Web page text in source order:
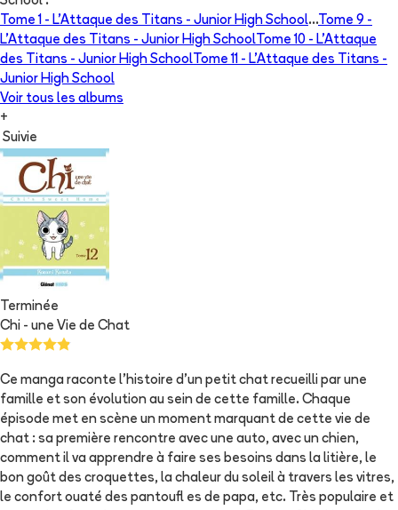
Tome 1 - L'Attaque des Titans - Junior High School...Tome 9 -
L'Attaque des Titans - Junior High School Tome 10 - L'Attaque
des Titans - Junior High School Tome 11 - L'Attaque des Titans -
Junior High School
Voir tous les albums
+
Suivie
Terminée
Chi - une Vie de Chat
Ce manga raconte l'histoire d'un petit chat recueilli par une
famille et son évolution au sein de cette famille. Chaque
épisode met en scène un moment marquant de cette vie de
chat : sa première rencontre avec une auto, avec un chien,
comment il va apprendre à faire ses besoins dans la litière, le
bon goût des croquettes, la chaleur du soleil à travers les vitres,
le confort ouaté des pantoufl es de papa, etc. Très populaire et